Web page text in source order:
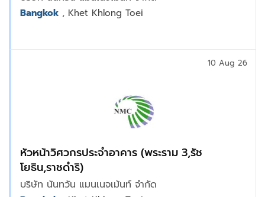
Bangkok , Khet Khlong Toei
หัวหน้าวิศวกรประจำอาคาร (พระราม 3,รัช
โยธิน,ราชดำริ)
บริษัท นันทวัน แมนเนจเม้นท์ จำกัด
10 Aug 26